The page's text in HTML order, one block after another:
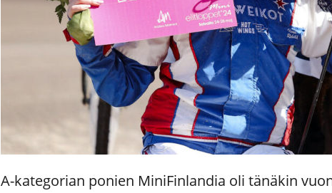
A-kategorian ponien MiniFinlandia oli tänäkin